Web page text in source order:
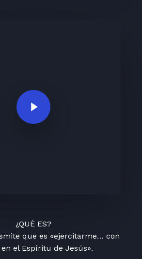
Play Video
¿QUÉ ES?
que es «ejercitarme… con
el Espíritu de Jesús».